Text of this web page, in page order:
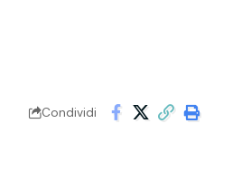
Condividi